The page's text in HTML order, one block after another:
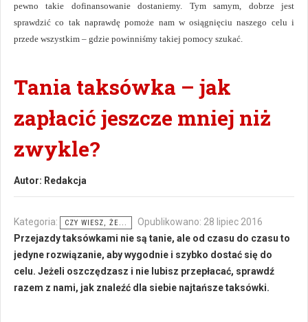
pewno takie dofinansowanie dostaniemy. Tym samym, dobrze jest
sprawdzić co tak naprawdę pomoże nam w osiągnięciu naszego celu i
przede wszystkim – gdzie powinniśmy takiej pomocy szukać.
Tania taksówka – jak
zapłacić jeszcze mniej niż
zwykle?
Autor: Redakcja
Kategoria: CZY WIESZ, ŻE...
Opublikowano: 28 lipiec 2016
Przejazdy taksówkami nie są tanie, ale od czasu do czasu to
jedyne rozwiązanie, aby wygodnie i szybko dostać się do
celu. Jeżeli oszczędzasz i nie lubisz przepłacać, sprawdź
razem z nami, jak znaleźć dla siebie najtańsze taksówki.